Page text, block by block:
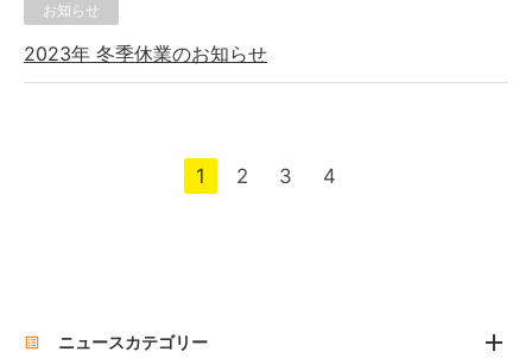
お知らせ
2023年 冬季休業のお知らせ
1 2 3 4
list_alt ニュースカテゴリー add